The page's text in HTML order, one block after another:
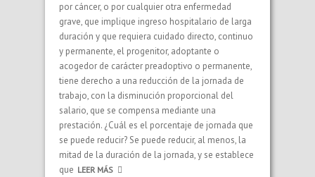
por cáncer, o por cualquier otra enfermedad
grave, que implique ingreso hospitalario de larga
duración y que requiera cuidado directo, continuo
y permanente, el progenitor, adoptante o
acogedor de carácter preadoptivo o permanente,
tiene derecho a una reducción de la jornada de
trabajo, con la disminución proporcional del
salario, que se compensa mediante una
prestación. ¿Cuál es el porcentaje de jornada que
se puede reducir? Se puede reducir, al menos, la
mitad de la duración de la jornada, y se establece
que LEER MÁS